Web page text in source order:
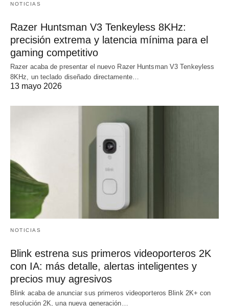
NOTICIAS
Razer Huntsman V3 Tenkeyless 8KHz:
precisión extrema y latencia mínima para el
gaming competitivo
Razer acaba de presentar el nuevo Razer Huntsman V3 Tenkeyless
8KHz, un teclado diseñado directamente…
13 mayo 2026
NOTICIAS
Blink estrena sus primeros videoporteros 2K
con IA: más detalle, alertas inteligentes y
precios muy agresivos
Blink acaba de anunciar sus primeros videoporteros Blink 2K+ con
resolución 2K, una nueva generación…